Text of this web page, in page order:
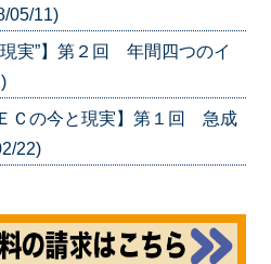
05/11)
現実”】第２回 年間四つのイ
Ｃの今と現実】第１回 急成
22)